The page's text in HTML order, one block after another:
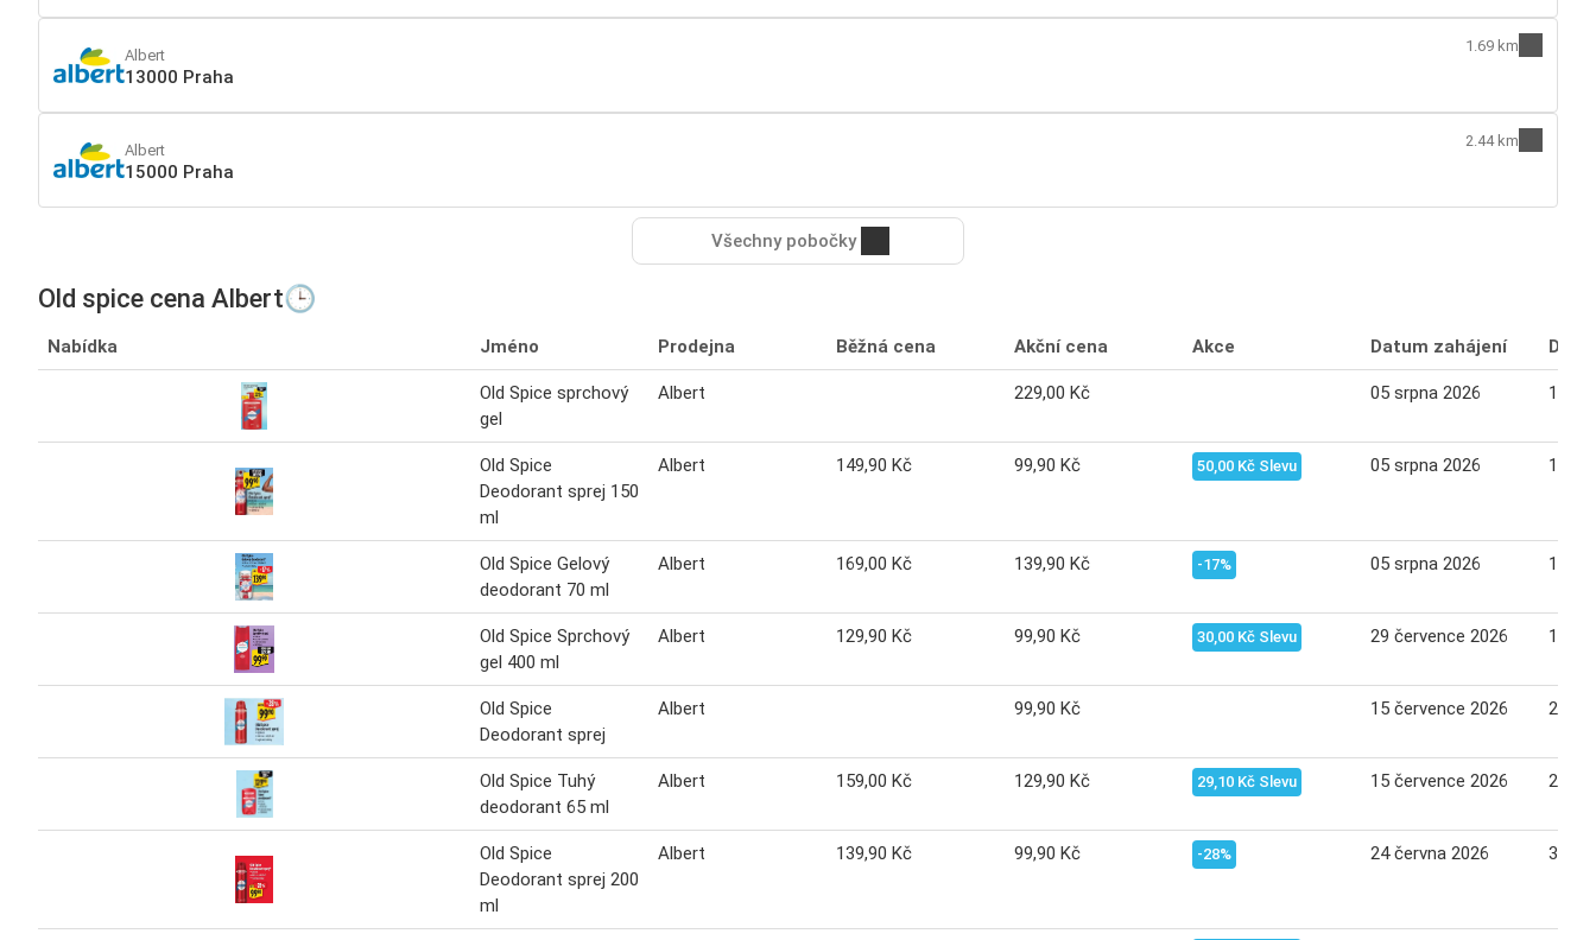
Albert
13000 Praha
1.69 km
Albert
15000 Praha
2.44 km
Všechny pobočky
Old spice cena Albert🕒
Nabídka Jméno Prodejna Běžná cena Akční cena Akce Datum zahájení
Old Spice sprchový
gel
Albert 229,00 Kč 05 srpna 2026 18
Old Spice
Deodorant sprej 150
ml
Albert 149,90 Kč 99,90 Kč 50,00 Kč Slevu 05 srpna 2026 11
Old Spice Gelový
deodorant 70 ml
Albert 169,00 Kč 139,90 Kč -17% 05 srpna 2026 11
Old Spice Sprchový
gel 400 ml
Albert 129,90 Kč 99,90 Kč 30,00 Kč Slevu 29 července 2026 11
Old Spice
Deodorant sprej
Albert 99,90 Kč 15 července 2026 21
Old Spice Tuhý
deodorant 65 ml
Albert 159,00 Kč 129,90 Kč 29,10 Kč Slevu 15 července 2026 21
Old Spice
Deodorant sprej 200
ml
Albert 139,90 Kč 99,90 Kč -28% 24 června 2026 30